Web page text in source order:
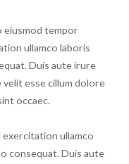
eiusmod tempor
ullamco laboris
Duis aute irure
esse cillum dolore
occaec.
exercitation ullamco
consequat. Duis aute